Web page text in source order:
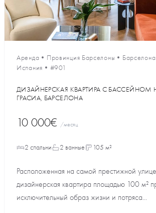
Аренда • Провинция Барселоны • Барселона
Испания • #901
ДИЗАЙНЕРСКАЯ КВАРТИРА С БАССЕЙНОМ
ГРАСИА, БАРСЕЛОНА
10 000€ /месяц
2 спальни 2 ванные 105 м²
Расположенная на самой престижной
дизайнерская квартира площадью 100 м²
исключительный образ жизни и потряса...